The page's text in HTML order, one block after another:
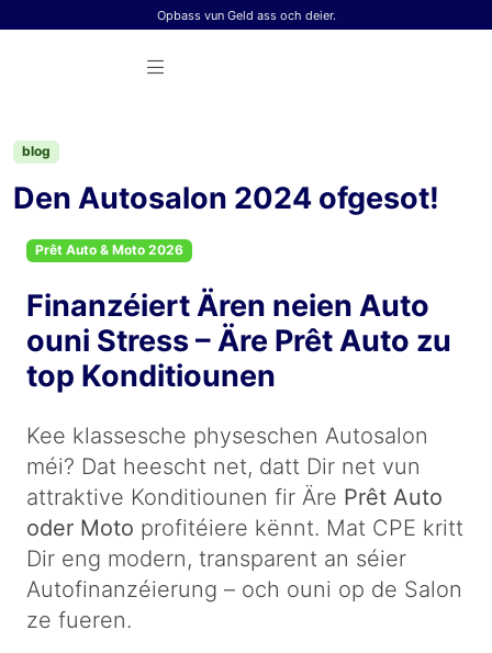
Opbass vun Geld ass och deier.
blog
Den Autosalon 2024 ofgesot!
Prêt Auto & Moto 2026
Finanzéiert Ären neien Auto
ouni Stress – Äre Prêt Auto zu
top Konditiounen
Kee klassesche physeschen Autosalon
méi? Dat heescht net, datt Dir net vun
attraktive Konditiounen fir Äre Prêt Auto
oder Moto profitéiere kënnt. Mat CPE kritt
Dir eng modern, transparent an séier
Autofinanzéierung – och ouni op de Salon
ze fueren.